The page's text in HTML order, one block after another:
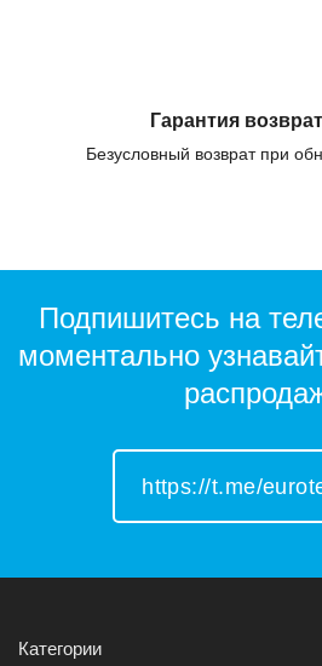
Гарантия
Безусловный возврат при
Подпишитесь на
моментально
https://t.me/
Категории